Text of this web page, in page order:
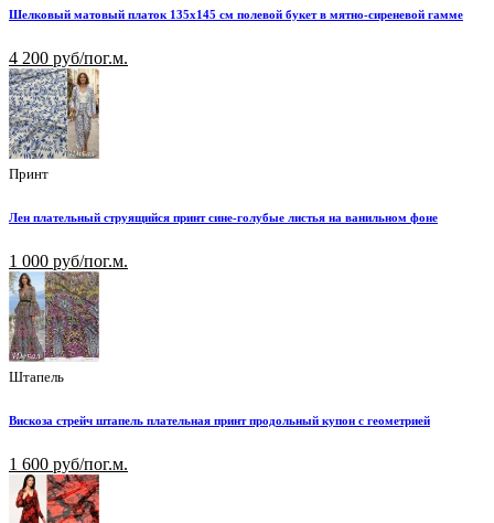
Шелковый матовый платок 135х145 см полевой букет в мятно-сиреневой гамме
4 200 руб/пог.м.
Принт
Лен плательный струящийся принт сине-голубые листья на ванильном фоне
1 000 руб/пог.м.
Штапель
Вискоза стрейч штапель плательная принт продольный купон с геометрией
1 600 руб/пог.м.